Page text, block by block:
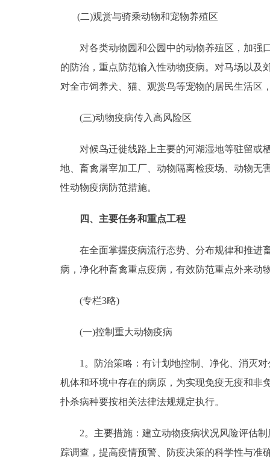
(二)观赏与骑乘动物和宠物养殖区
对各类动物园和公园中的动物养殖区，加强口
的防治，重点防范输入性动物疫病。对马场以及
对全市饲养犬、猫、观赏鸟等宠物的居民生活区
(三)动物疫病传入高风险区
对候鸟迁徙线路上主要的河湖湿地等驻留或栖
地、畜禽屠宰加工厂、动物隔离检疫场、动物无
性动物疫病防范措施。
四、主要任务和重点工程
在全面掌握疫病流行态势、分布规律和推进畜
病，净化种畜禽重点疫病，有效防范重点外来动
(专栏3略)
(一)控制重大动物疫病
1。防治策略：有计划地控制、净化、消灭对
机体和环境中存在的病原，为实现免疫无疫和非
扑杀病种要按相关法律法规规定执行。
2。主要措施：建立动物疫病状况风险评估制
踪调查，提高疫情预警、防疫决策的科学性与准